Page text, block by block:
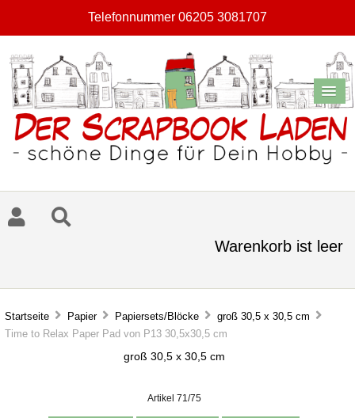
Telefonnummer 06205 3081707
Warenkorb ist leer
Startseite Papier Papiersets/Blöcke
groß 30,5 x 30,5 cm
Time to Relax Paper Pad von P13 30,5x30,5 cm
groß 30,5 x 30,5 cm
Artikel 71/75